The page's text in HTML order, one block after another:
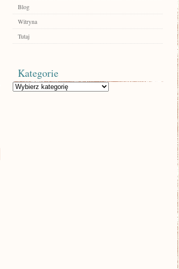
Blog
Witryna
Tutaj
Kategorie
Kategorie